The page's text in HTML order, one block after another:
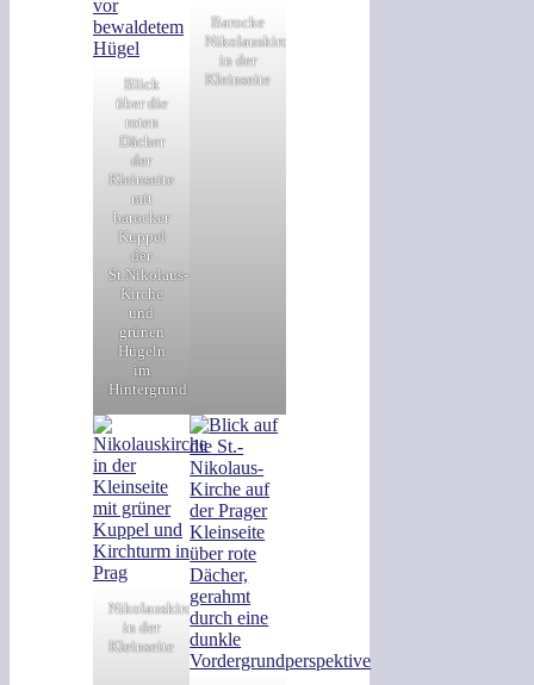
Blick
über die
roten
Dächer
der
Kleinseite
mit
barocker
Kuppel
der
St.Nikolaus-
Kirche
und
grünen
Hügeln
im
Hintergrund
Barocke
Nikolauskirche
in der
Kleinseite
Nikolauskirche
in der
Kleinseite